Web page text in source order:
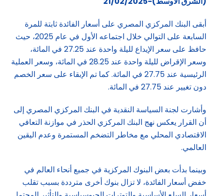
أبقى البنك المركزي المصري على أسعار الفائدة ثابتة للمرة
السابعة على التوالي خلال اجتماعه الأول في عام 2025، حيث
حافظ على سعر الإيداع لليلة واحدة عند 27.25 في المائة،
وسعر الإقراض لليلة واحدة عند 28.25 في المائة، وسعر العملية
الرئيسية عند 27.75 في المائة. كما تم الإبقاء على سعر الخصم
دون تغيير عند 27.75 في المائة.
وأشارت لجنة السياسة النقدية في البنك المركزي المصري إلى
أن القرار يعكس نهج البنك المركزي الحذر في موازنة التعافي
الاقتصادي المحلي مع مخاطر التضخم المستمرة وعدم اليقين
العالمي.
وبينما بدأت بعض البنوك المركزية في جميع أنحاء العالم في
خفض أسعار الفائدة، لا تزال بنوك أخرى مترددة بسبب تقلب